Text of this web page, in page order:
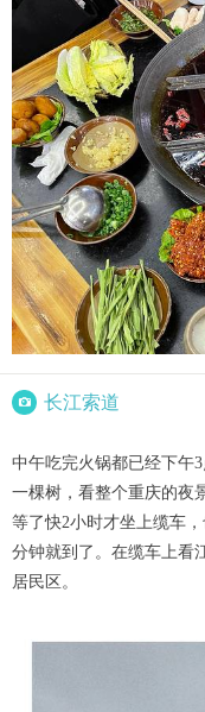
 长江索道
中午吃完火锅都已经下午
一棵树，看整个重庆的夜
等了快2小时才坐上缆车
分钟就到了。在缆车上看
居民区。